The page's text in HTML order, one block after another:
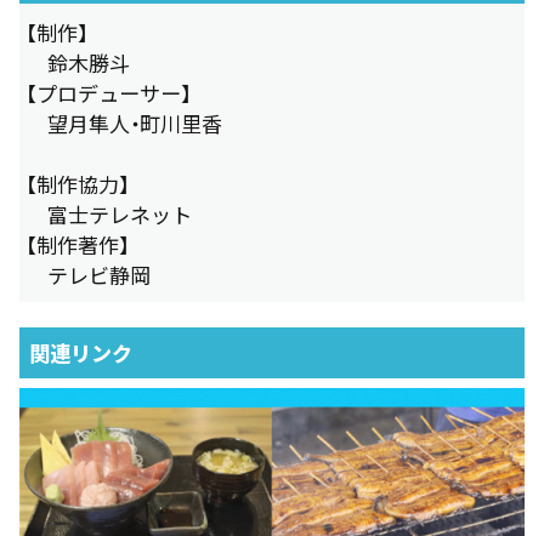
【制作】
鈴木勝斗
【プロデューサー】
望月隼人・町川里香
【制作協力】
富士テレネット
【制作著作】
テレビ静岡
関連リンク